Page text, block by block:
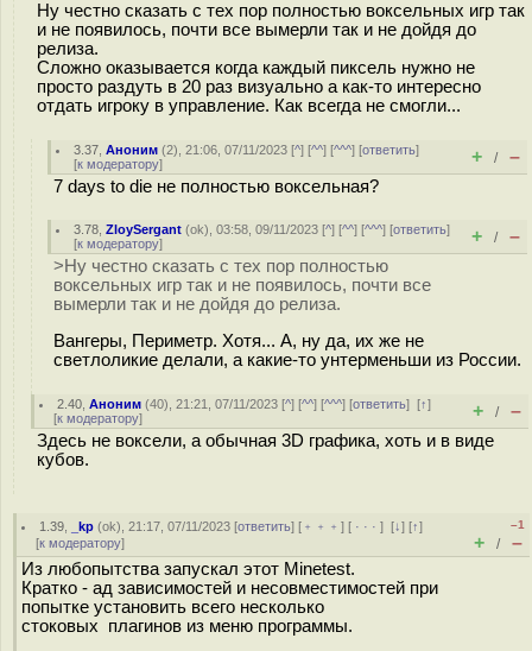
Ну честно сказать с тех пор полностью воксельных игр так
и не появилось, почти все вымерли так и не дойдя до
релиза.
Сложно оказывается когда каждый пиксель нужно не
просто раздуть в 20 раз визуально а как-то интересно
отдать игроку в управление. Как всегда не смогли...
3.37 ,Аноним (2), 21:06, 07/11/2023 [^] [^^] [^^^] [ответить]
[к модератору] + / –
7 days to die не полностью воксельная?
3.78 ,ZloySergant (ok), 03:58, 09/11/2023 [^] [^^] [^^^] [ответить]
[к модератору] + / –
>Ну честно сказать с тех пор полностью
воксельных игр так и не появилось, почти все
вымерли так и не дойдя до релиза.
Вангеры, Периметр. Хотя... А, ну да, их же не
светлоликие делали, а какие-то унтерменьши из России.
2.40 ,Аноним (40), 21:21, 07/11/2023 [^] [^^] [^^^] [ответить][↑]
[к модератору] + / –
Здесь не воксели, а обычная 3D графика, хоть и в виде
кубов.
1.39 _kp (ok), 21:17, 07/11/2023 [ответить] [ ﹢﹢﹢] [ · · ·][↓] [↑]
[к модератору]
–1
+ / –
Из любопытства запускал этот Minetest.
Кратко - ад зависимостей и несовместимостей при
попытке установить всего несколько
стоковых плагинов из меню программы.